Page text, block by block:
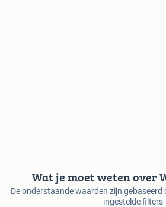
Wat je moet weten over
De onderstaande waarden zijn gebaseerd
ingestelde filters